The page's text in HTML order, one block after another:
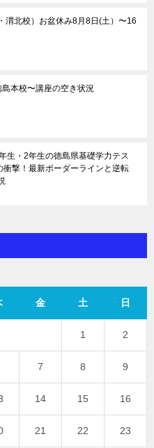
渭北校）お盆休み8月8日(土）〜16
本校〜講座の空き状況
生・2年生の徳島県基礎学力テス
衝撃！最新ボーダーラインと逆転
金 土 日
1 2
7 8 9
14 15 16
21 22 23